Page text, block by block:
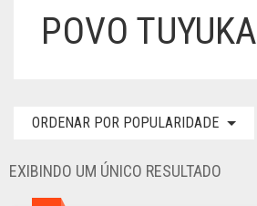
POVO TUYUKA
ORDENAR POR POPULARIDADE
EXIBINDO UM ÚNICO RESULTADO